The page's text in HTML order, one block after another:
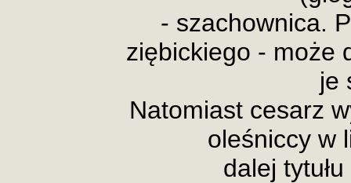
- szachownica.
ziębickiego - może
je
Natomiast cesarz
oleśniccy w
dalej